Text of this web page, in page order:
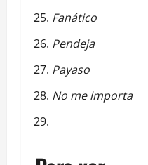
Fanático
Pendeja
Payaso
No me importa